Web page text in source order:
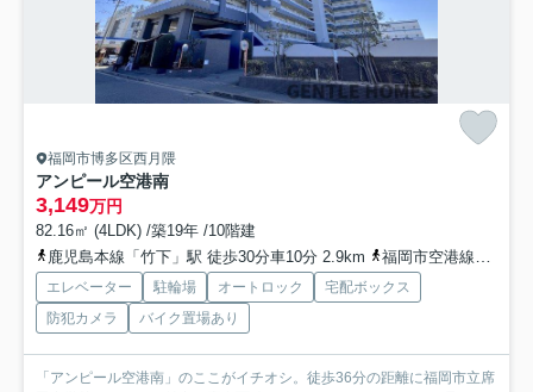
福岡市博多区西月隈
アンピール空港南
3,149万円
82.16㎡ (4LDK) /築19年 /10階建
鹿児島本線「竹下」駅 徒歩30分車10分 2.9km
福岡市空港線「東比恵」駅 徒歩38分車10分 3.0km
エレベーター 駐輪場 オートロック
宅配ボックス
防犯カメラ
バイク置場あり
「アンピール空港南」のここがイチオシ。徒歩36分の距離に福岡市立席